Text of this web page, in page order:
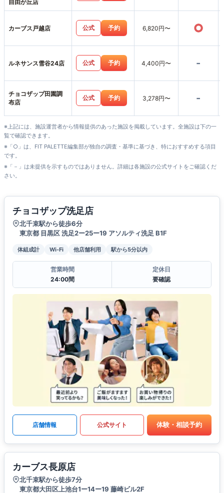
自由が丘店
カーブス戸越店 公式 予約 6,820円〜 ○
ルネサンス雪谷24店 公式 予約 4,400円〜 -
チョコザップ田園調
布店
公式 予約 3,278円〜 -
※上記には、施設運営者から情報提供のあった施設を掲載しています。全施設は下の一
覧で確認できます。
※「○」は、FIT PALETTE編集部が独自の調査・基準に基づき、特におすすめする項目
です。
※「－」は未提供を示すものではありません。詳細は各施設の公式サイトをご確認くだ
さい。
チョコザップ洗足店
北千束駅から徒歩6分
東京都 目黒区 洗足2ー25ー19 アソルティ洗足 B1F
体組成計 Wi-Fi 他店舗利用 駅から5分以内
営業時間
24:00間
定休日
要確認
店舗情報 公式サイト 体験・相談予約
カーブス長原店
北千束駅から徒歩7分
東京都大田区上池台1ー14ー19 藤崎ビル2F